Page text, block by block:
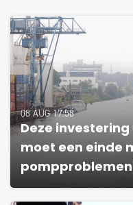
08 AUG 17:58
Deze
moet een einde